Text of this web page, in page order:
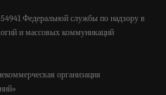
Федеральной службы по надзору в
и массовых коммуникаций
организация